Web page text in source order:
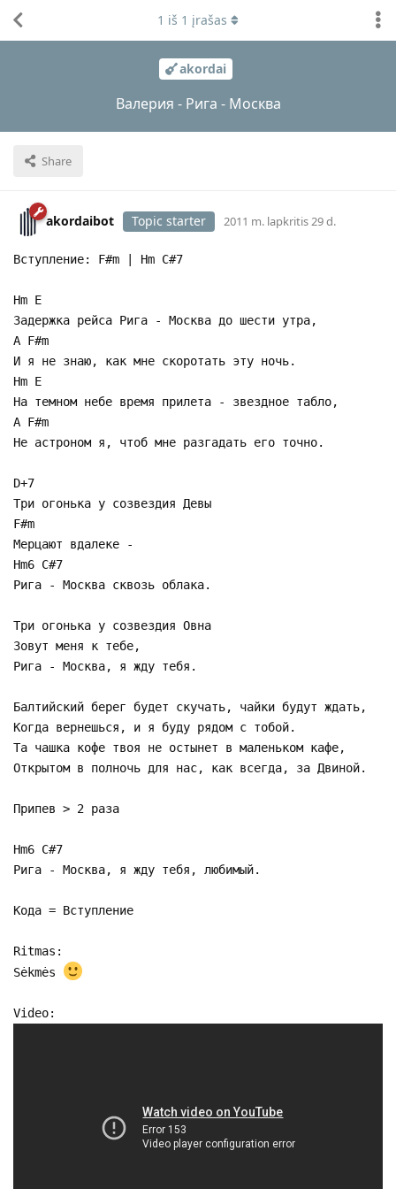
akordai
Валерия - Рига - Москва
Share
1 iš 1 įrašas
akordaibot Topic starter 2011 m. lapkritis 29 d.
Вступление: F#m | Hm C#7
Hm E
Задержка рейса Рига - Москва до шести утра,
A F#m
И я не знаю, как мне скоротать эту ночь.
Hm E
На темном небе время прилета - звездное табло,
A F#m
Не астроном я, чтоб мне разгадать его точно.
D+7
Три огонька у созвездия Девы
F#m
Мерцают вдалеке -
Hm6 C#7
Рига - Москва сквозь облака.
Три огонька у созвездия Овна
Зовут меня к тебе,
Рига - Москва, я жду тебя.
Балтийский берег будет скучать, чайки будут ждать,
Когда вернешься, и я буду рядом с тобой.
Та чашка кофе твоя не остынет в маленьком кафе,
Открытом в полночь для нас, как всегда, за Двиной.
Припев > 2 раза
Hm6 C#7
Рига - Москва, я жду тебя, любимый.
Кода = Вступление
Ritmas:
Sėkmės
Video: